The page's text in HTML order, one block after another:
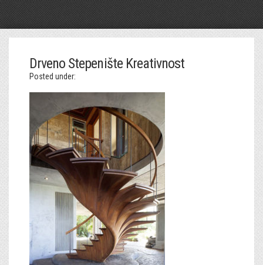
Drveno Stepenište Kreativnost
Posted under: